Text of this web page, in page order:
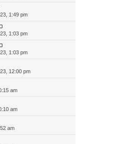
1:49 pm
1:03 pm
1:03 pm
12:00 pm
am
am
am